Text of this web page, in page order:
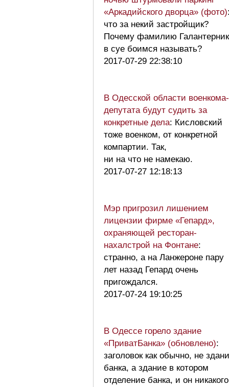
«Аркадийского дворца» (фото)
что за некий застройщик?
Почему фамилию
в суе боимся называть?
2017-07-29 22:38:10
В Одесской области военкома-
депутата будут судить за
конкретные дела: Кисловский
тоже военком, от конкретной
компартии. Так,
ни на что не намекаю.
2017-07-27 12:18:13
Мэр пригрозил лишением
лицензии фирме «Гепард»,
охраняющей ресторан-
нахалстрой на Фонтане:
странно, а на Ланжероне пару
лет назад Гепард очень
пригождался.
2017-07-24 19:10:25
В Одессе горело здание
«ПриватБанка» (обновлено):
заголовок как обычно, не
банка, а здание в котором
отделение банка, и он никакого